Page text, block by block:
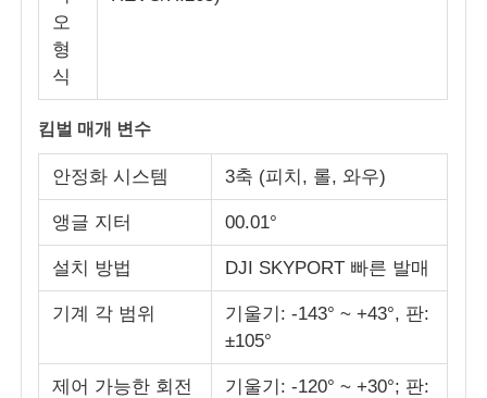
오
형
식
킴벌 매개 변수
안정화 시스템 3축 (피치, 롤, 와우)
앵글 지터 00.01°
설치 방법 DJI SKYPORT 빠른 발매
기계 각 범위
기울기: -143° ~ +43°, 판:
±105°
제어 가능한 회전
기울기: -120° ~ +30°; 판: